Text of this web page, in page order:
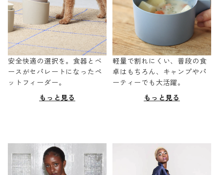
安全快適の選択を。食器とベ
ースがセパレートになったペ
ットフィーダー。
もっと見る
軽量で割れにくい、普段の食
卓はもちろん、キャンプやパ
ーティーでも大活躍。
もっと見る